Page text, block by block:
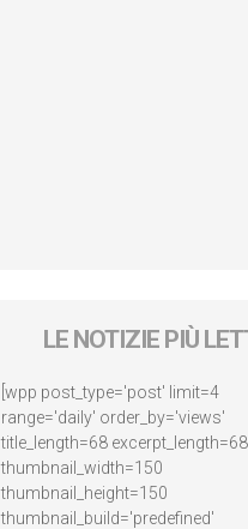
LE NOTIZIE PIÙ
[wpp post_type='post' limit=4
range='daily' order_by='views'
title_length=68 excerpt_length=68
thumbnail_width=150
thumbnail_height=150
thumbnail_build='predefined'